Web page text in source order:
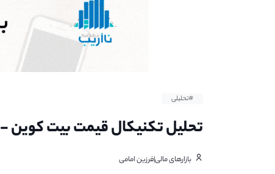
#تحلیلی
تحلیل تکنیکال قیمت بیت کوین - ۱۷ بهمن ۱۴۰۱
بازارهای مالی|فرزین امامی